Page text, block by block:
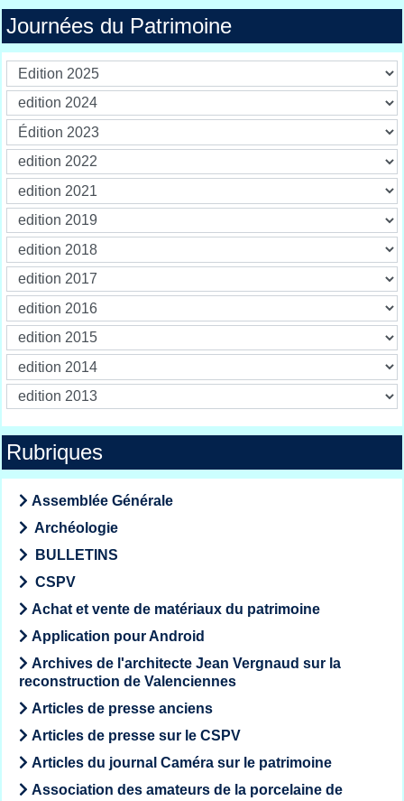
Journées du Patrimoine
Rubriques
Assemblée Générale
Archéologie
BULLETINS
CSPV
Achat et vente de matériaux du patrimoine
Application pour Android
Archives de l'architecte Jean Vergnaud sur la
reconstruction de Valenciennes
Articles de presse anciens
Articles de presse sur le CSPV
Articles du journal Caméra sur le patrimoine
Association des amateurs de la porcelaine de